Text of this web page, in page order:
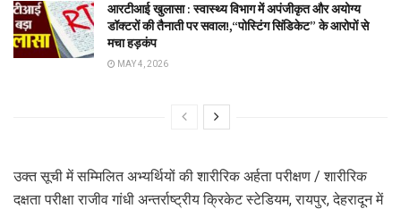
आरटीआई खुलासा : स्वास्थ्य विभाग में अपंजीकृत और अयोग्य
डॉक्टरों की तैनाती पर सवाल!,“पोस्टिंग सिंडिकेट” के आरोपों से
मचा हड़कंप
MAY 4, 2026
उक्त सूची में सम्मिलित अभ्यर्थियों की शारीरिक अर्हता परीक्षण / शारीरिक
दक्षता परीक्षा राजीव गांधी अन्तर्राष्ट्रीय क्रिकेट स्टेडियम, रायपुर, देहरादून में